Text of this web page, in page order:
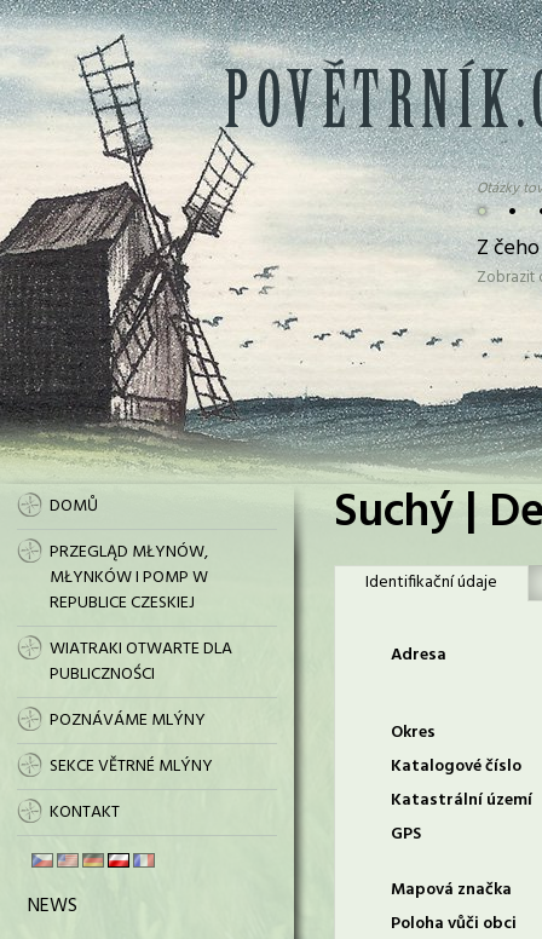
• •
Otázky
Z
DOMŮ
PRZEGLĄD MŁYNÓW,
MŁYNKÓW I POMP W
REPUBLICE CZESKIEJ
WIATRAKI OTWARTE DLA
PUBLICZNOŚCI
POZNÁVÁME MLÝNY
SEKCE VĚTRNÉ MLÝNY
KONTAKT
NEWS
Suchý |
Identifikační údaje
Adresa
Okres
Katalogové číslo
Katastrální území
GPS
Mapová značka
Poloha vůči obci